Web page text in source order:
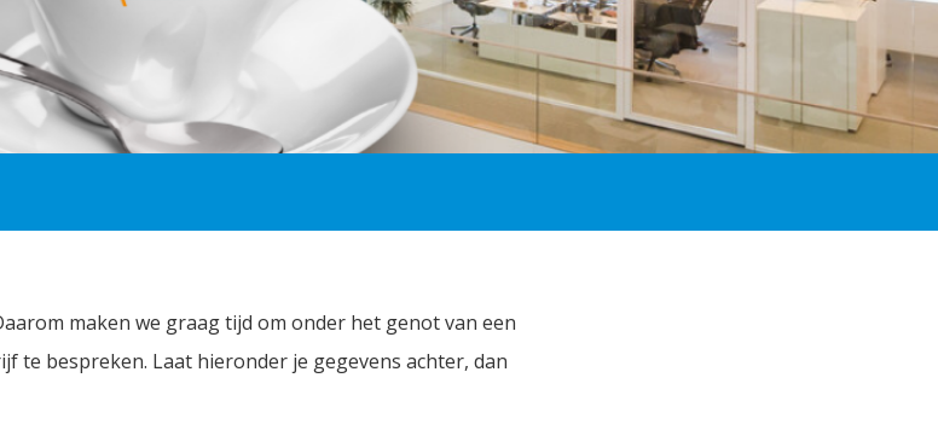
maken we graag tijd om onder het genot van een
te bespreken. Laat hieronder je gegevens achter, dan